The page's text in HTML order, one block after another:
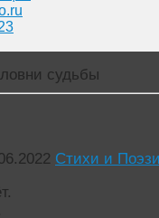
судьбы
Стихи и